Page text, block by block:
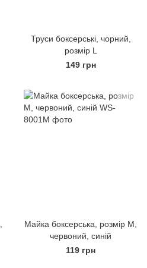
Труси боксерські, чорний,
розмір L
149 грн
Майка боксерська, розмір M,
червоний, синій
119 грн